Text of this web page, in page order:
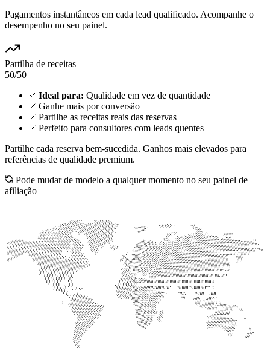
Pagamentos instantâneos em cada lead qualificado. Acompanhe o
desempenho no seu painel.
Partilha de receitas
50/50
Ideal para: Qualidade em vez de quantidade
Ganhe mais por conversão
Partilhe as receitas reais das reservas
Perfeito para consultores com leads quentes
Partilhe cada reserva bem-sucedida. Ganhos mais elevados para
referências de qualidade premium.
Pode mudar de modelo a qualquer momento no seu painel de
afiliação